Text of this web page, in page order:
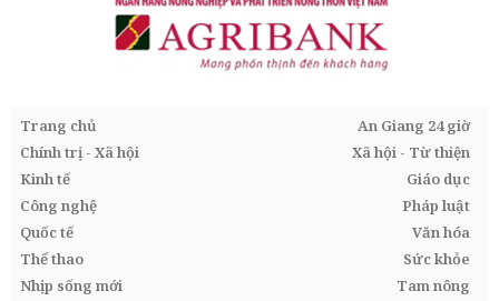
Trang chủ
An Giang 24 giờ
Chính trị - Xã hội
Xã hội - Từ thiện
Kinh tế
Giáo dục
Công nghệ
Pháp luật
Quốc tế
Văn hóa
Thể thao
Sức khỏe
Nhịp sống mới
Tam nông